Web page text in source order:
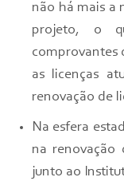
não há mais a
projeto, o
comprovantes
as licenças
renovação de
Na esfera
na renovação
junto ao